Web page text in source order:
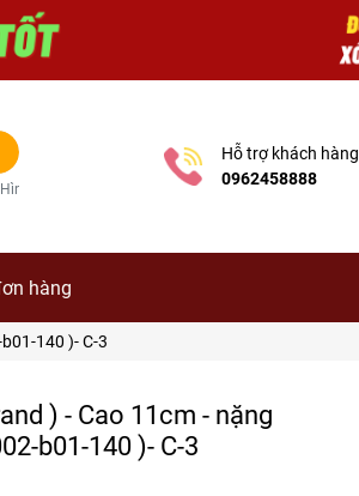
Trang Trí
Hỗ trợ khách hàng
0962458888
hàng
140 )- C-3
) - Cao 11cm - nặng
b01-140 )- C-3